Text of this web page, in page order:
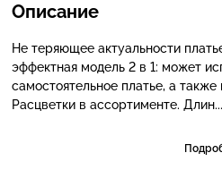
Описание
Не теряющее актуальности
эффектная модель 2 в 1: может
самостоятельное платье, а также
Расцветки в ассортименте. Длин...